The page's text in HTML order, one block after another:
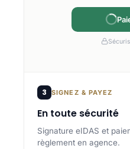
3 SIGNEZ & PAYEZ
En toute sécurité
Signature eIDAS et
règlement en agence.